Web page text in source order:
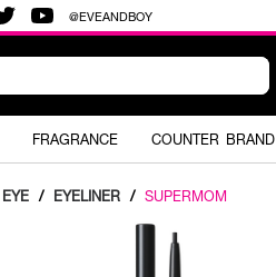
@EVEANDBOY
FRAGRANCE COUNTER BRAND
EYE / EYELINER / SUPERMOM